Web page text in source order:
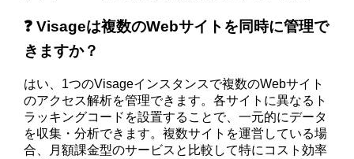
❓ Visageは複数のWebサイトを同時に管理で
きますか？
はい、1つのVisageインスタンスで複数のWebサイト
のアクセス解析を管理できます。各サイトに異なるト
ラッキングコードを設置することで、一元的にデータ
を収集・分析できます。複数サイトを運営している場
合、月額課金型のサービスと比較して特にコスト効率